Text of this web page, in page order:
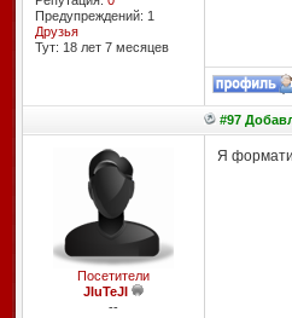
Предупреждений: 1
Друзья
Тут: 18 лет 7 месяцев
#97
Посетители
JIuTeJI
--
Я